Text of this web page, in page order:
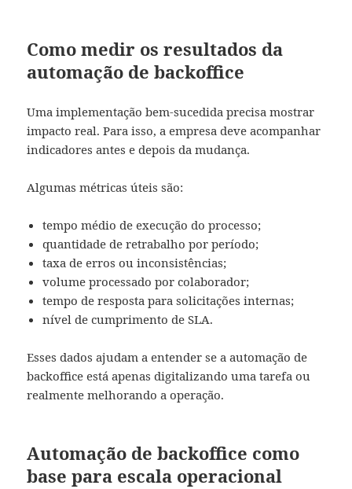
Como medir os resultados da
automação de backoffice
Uma implementação bem-sucedida precisa mostrar
impacto real. Para isso, a empresa deve acompanhar
indicadores antes e depois da mudança.
Algumas métricas úteis são:
tempo médio de execução do processo;
quantidade de retrabalho por período;
taxa de erros ou inconsistências;
volume processado por colaborador;
tempo de resposta para solicitações internas;
nível de cumprimento de SLA.
Esses dados ajudam a entender se a automação de
backoffice está apenas digitalizando uma tarefa ou
realmente melhorando a operação.
Automação de backoffice como
base para escala operacional